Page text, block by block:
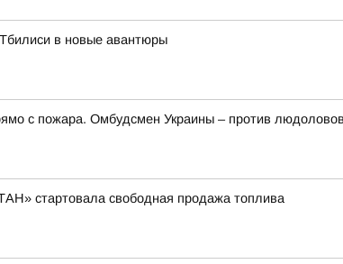
в новые авантюры
с пожара. Омбудсмен Украины – против
стартовала свободная продажа топлива